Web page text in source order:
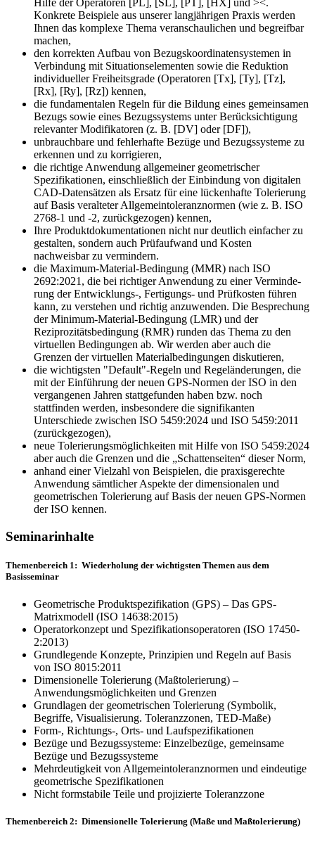
Hilfe der Operatoren [PL], [SL], [PT], [HX] und ><.
Konkrete Beispiele aus unserer langjährigen Praxis werden
Ihnen das komplexe Thema veranschaulichen und begreifbar
machen,
den korrekten Aufbau von Bezugskoordinatensystemen in
Verbindung mit Situationselementen sowie die Reduktion
individueller Freiheitsgrade (Operatoren [Tx], [Ty], [Tz],
[Rx], [Ry], [Rz]) kennen,
die fundamentalen Regeln für die Bildung eines gemeinsamen
Bezugs sowie eines Bezugssystems unter Be­rücksichtigung
relevanter Modifikatoren (z. B. [DV] oder [DF]),
unbrauchbare und fehlerhafte Bezüge und Be­zugssysteme zu
erkennen und zu korrigieren,
die richtige Anwendung allgemeiner geometri­scher
Spezifikationen, ein­schließlich der Einbin­dung von digitalen
CAD-Da­tensätzen als Ersatz für eine lückenhafte Tolerie­rung
auf Basis veralteter Allgemeintole­ranznor­men (wie z. B. ISO
2768-1 und -2, zurückgezogen) kennen,
Ihre Produktdokumentationen nicht nur deutlich einfacher zu
gestalten, sondern auch Prüfaufwand und Kosten
nachweisbar zu vermindern.
die Maximum-Material-Bedingung (MMR) nach ISO
2692:2021, die bei richtiger Anwendung zu einer Vermin­de­
rung der Entwicklungs-, Fertigungs- und Prüfkosten führen
kann, zu verstehen und richtig anzuwenden. Die Besprechung
der Minimum-Material-Bedingung (LMR) und der
Reziprozitätsbedingung (RMR) runden das Thema zu den
virtuellen Bedingungen ab. Wir werden aber auch die
Grenzen der virtuellen Materialbedingungen diskutieren,
die wichtigsten "Default"-Regeln und Regelände­rungen, die
mit der Einführung der neuen GPS-Normen der ISO in den
vergangenen Jahren stattge­funden haben bzw. noch
stattfinden werden, insbesondere die signifikanten
Unterschiede zwischen ISO 5459:2024 und ISO 5459:2011
(zurückgezogen),
neue Tolerierungsmöglichkeiten mit Hilfe von ISO 5459:2024
aber auch die Grenzen und die „Schattenseiten“ dieser Norm,
anhand einer Vielzahl von Beispielen, die pra­xisge­rechte
Anwendung sämtlicher Aspekte der dimen­sionalen und
geometrischen Tolerierung auf Basis der neuen GPS-Normen
der ISO kennen.
Seminarinhalte
Themenbereich 1: Wiederholung der wichtigsten Themen aus dem
Basisseminar
Geometrische Produktspezifikation (GPS) – Das GPS-
Matrixmodell (ISO 14638:2015)
Operatorkonzept und Spezifikationsoperatoren (ISO 17450-
2:2013)
Grundlegende Konzepte, Prinzipien und Regeln auf Basis
von ISO 8015:2011
Dimensionelle Tolerierung (Maßtolerierung) –
Anwendungsmöglichkeiten und Grenzen
Grundlagen der geometrischen Tolerierung (Symbolik,
Begriffe, Visualisierung. Toleranzzonen, TED-Maße)
Form-, Richtungs-, Orts- und Laufspezifikationen
Bezüge und Bezugssysteme: Einzelbezüge, gemeinsame
Bezüge und Bezugssysteme
Mehrdeutigkeit von Allgemeintoleranznormen und eindeutige
geometrische Spezifikationen
Nicht formstabile Teile und projizierte Toleranzzone
Themenbereich 2: Dimensionelle Tolerierung (Maße und Maßtolerierung)